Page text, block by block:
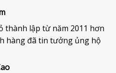
thành lập từ năm 2011 hơn
hàng đã tin tưởng ủng hộ